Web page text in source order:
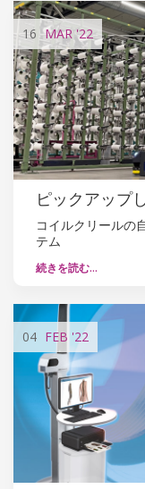
16 MAR'22
ピックアップ
コイルクリールの
テム
続きを読む…
04 FEB '22